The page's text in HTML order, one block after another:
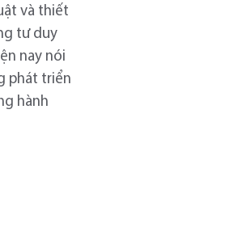
và thiết
tư duy
nay nói
phát triển
hành